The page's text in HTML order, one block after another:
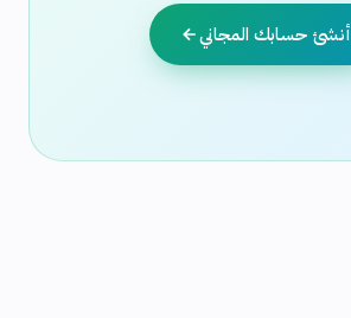
أنشئ حسابك المجاني